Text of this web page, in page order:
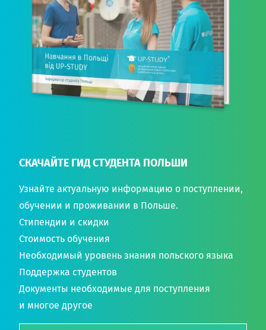
СКАЧАЙТЕ ГИД СТУДЕНТА ПОЛЬШИ
Узнайте актуальную информацию о поступлении,
обучении и проживании в Польше.
Стипендии и скидки
Стоимость обучения
Необходимый уровень знания польского языка
Поддержка студентов
Документы необходимые для поступления
и многое другое